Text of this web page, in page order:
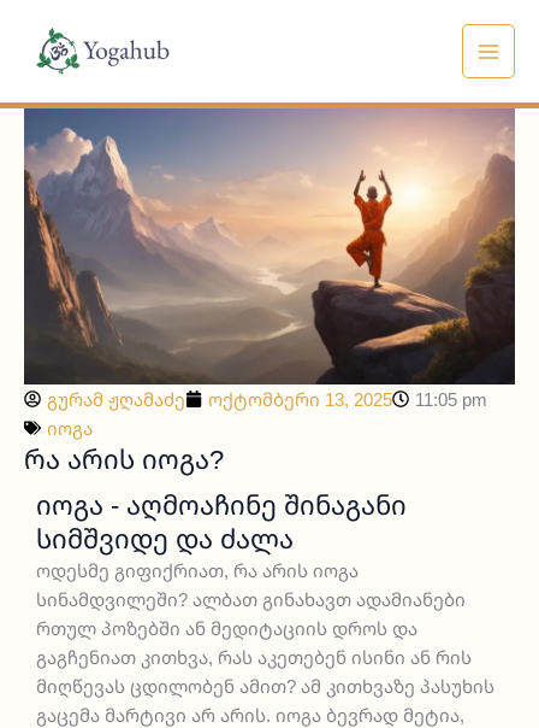
content
გურამ ჟღამაძე ოქტომბერი 13, 2025
11:05 pm
იოგა
ᲠᲐ ᲐᲠᲘᲡ ᲘᲝᲒᲐ?
Იოგა - Აღმოაჩინე Შინაგანი
Სიმშვიდე Და Ძალა
ოდესმე გიფიქრიათ, რა არის იოგა
სინამდვილეში? ალბათ გინახავთ ადამიანები
რთულ პოზებში ან მედიტაციის დროს და
გაგჩენიათ კითხვა, რას აკეთებენ ისინი ან რის
მიღწევას ცდილობენ ამით? ამ კითხვაზე პასუხის
გაცემა მარტივი არ არის. იოგა ბევრად მეტია,